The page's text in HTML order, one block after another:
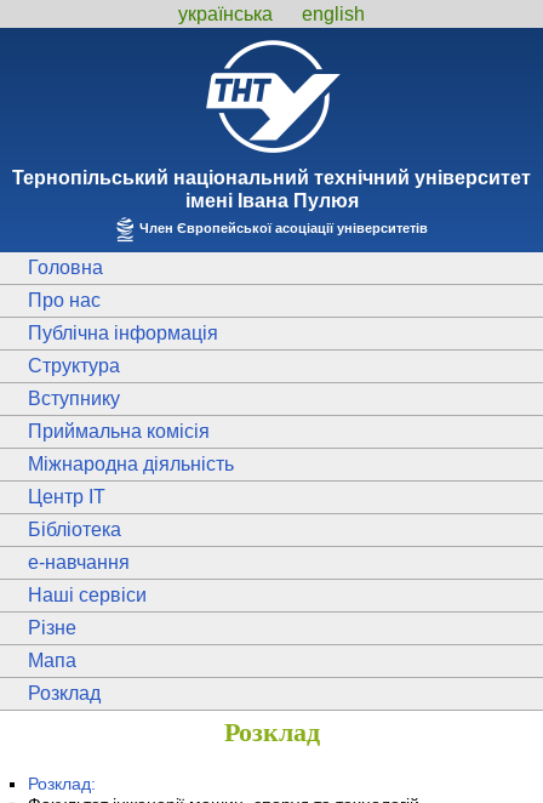
українська english
Тернопiльський національний технiчний унiверситет
iменi Iвана Пулюя
Член Європейської асоціації університетів
Головна
Про нас
Публічна інформація
Структура
Вступнику
Приймальна комісія
Міжнародна діяльність
Центр ІТ
Бібліотека
e-навчання
Наші сервіси
Різне
Мапа
Розклад
Розклад
Розклад: